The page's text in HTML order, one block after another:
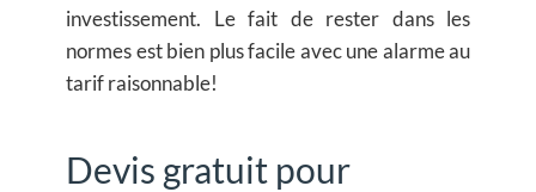
investissement. Le fait de rester dans les
normes est bien plus facile avec une alarme au
tarif raisonnable!
Devis gratuit pour